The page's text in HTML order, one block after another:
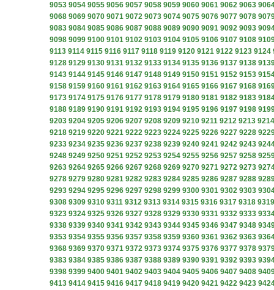
9053 9054 9055 9056 9057 9058 9059 9060 9061 9062 9063
9068 9069 9070 9071 9072 9073 9074 9075 9076 9077 9078
9083 9084 9085 9086 9087 9088 9089 9090 9091 9092 9093
9098 9099 9100 9101 9102 9103 9104 9105 9106 9107 9108
9113 9114 9115 9116 9117 9118 9119 9120 9121 9122 9123 9124
9128 9129 9130 9131 9132 9133 9134 9135 9136 9137 9138
9143 9144 9145 9146 9147 9148 9149 9150 9151 9152 9153
9158 9159 9160 9161 9162 9163 9164 9165 9166 9167 9168
9173 9174 9175 9176 9177 9178 9179 9180 9181 9182 9183
9188 9189 9190 9191 9192 9193 9194 9195 9196 9197 9198
9203 9204 9205 9206 9207 9208 9209 9210 9211 9212 9213 9214
9218 9219 9220 9221 9222 9223 9224 9225 9226 9227 9228
9233 9234 9235 9236 9237 9238 9239 9240 9241 9242 9243
9248 9249 9250 9251 9252 9253 9254 9255 9256 9257 9258
9263 9264 9265 9266 9267 9268 9269 9270 9271 9272 9273
9278 9279 9280 9281 9282 9283 9284 9285 9286 9287 9288
9293 9294 9295 9296 9297 9298 9299 9300 9301 9302 9303
9308 9309 9310 9311 9312 9313 9314 9315 9316 9317 9318 9319
9323 9324 9325 9326 9327 9328 9329 9330 9331 9332 9333
9338 9339 9340 9341 9342 9343 9344 9345 9346 9347 9348
9353 9354 9355 9356 9357 9358 9359 9360 9361 9362 9363
9368 9369 9370 9371 9372 9373 9374 9375 9376 9377 9378
9383 9384 9385 9386 9387 9388 9389 9390 9391 9392 9393
9398 9399 9400 9401 9402 9403 9404 9405 9406 9407 9408
9413 9414 9415 9416 9417 9418 9419 9420 9421 9422 9423